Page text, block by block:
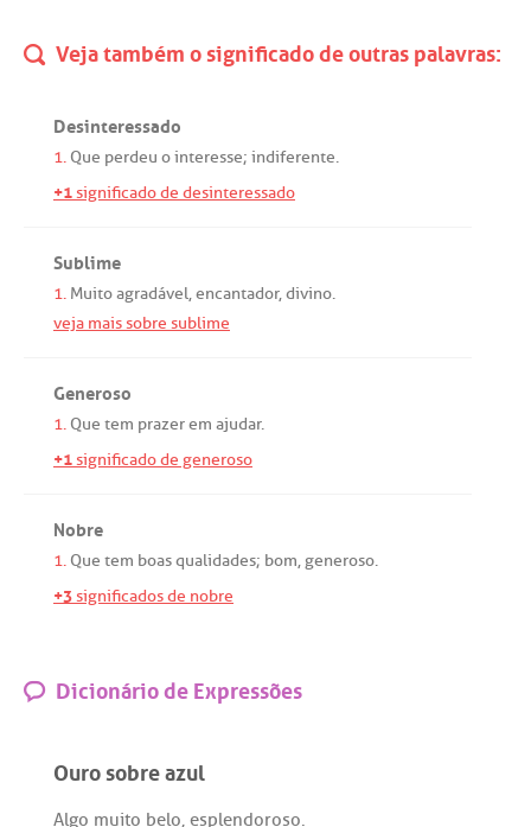
Veja também o significado de outras palavras:
Desinteressado
1. Que perdeu ointeresse; indiferente.
+1significado de desinteressado
Sublime
1. Muitoagradável,encantador,divino.
veja mais sobre sublime
Generoso
1. Que tem prazerem ajudar.
+1significado de generoso
Nobre
1. Que tem boasqualidades; bom, generoso.
+3significados de nobre
Dicionário de Expressões
Ouro sobre azul
Algo muito belo, esplendoroso.